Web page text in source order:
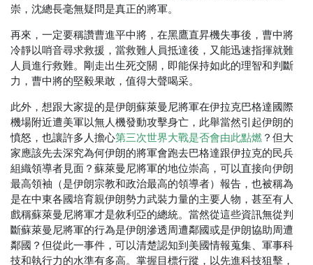
崇，沈總長毫無疑問是真正的將軍。
再來，一定要稱讚曹進平中將，在黑鷹直昇機失事後，曹中將
冷靜以哨音尋求救援，當救難人員抵達後，又能迅速指揮就難
人員進行救難。剛走出生死交關，即能保持如此的理智和判斷
力，曹中將的堅毅果敢，值得大聲喝采。
此外，想跟大家提的是伊朗蘇萊曼尼將軍在伊拉克巴格達國際
機場附近遭美軍以無人機發動攻擊身亡，此舉當然引起伊朗的
憤怒，也讓許多人擔心第三次世界大戰是否會由此點燃 ？但大
家應該先去深究為何伊朗的將軍會跑去巴格達跟伊拉克的民兵
組織領導者見面？蘇萊曼尼將軍的地位崇高，可以直接向伊朗
最高領袖（是伊朗宗教和政治最高的領導者）報告，也被稱為
是在中東各國培育親伊朗勢力武裝力量的主要人物，甚至有人
戲稱蘇萊曼尼將軍才是敘利亞的總統。當然從這些資訊無從判
斷蘇萊曼尼將軍的行為是伊朗滲透周遭鄰國或是伊朗協助周遭
鄰國？但從此一事件，可以清楚認知到美國情報蒐集、軍事科
技和執行力的水準有多高。掌握目標行蹤，以先進科技狙擊，